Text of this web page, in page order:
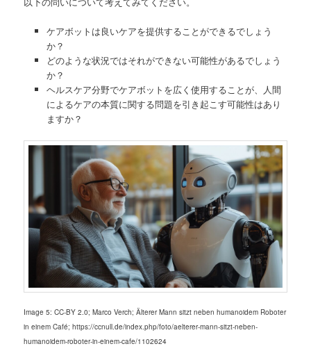
ケアボットは良いケアを提供することができるでしょう
か？
どのような状況ではそれができない可能性があるでしょう
か？
ヘルスケア分野でケアボットを広く使用することが、人間
によるケアの本質に関する問題を引き起こす可能性はあり
ますか？
Image 5: CC-BY 2.0; Marco Verch; Älterer Mann sitzt neben humanoidem Roboter
in einem Café; https://ccnull.de/index.php/foto/aelterer-mann-sitzt-neben-
humanoidem-roboter-in-einem-cafe/1102624